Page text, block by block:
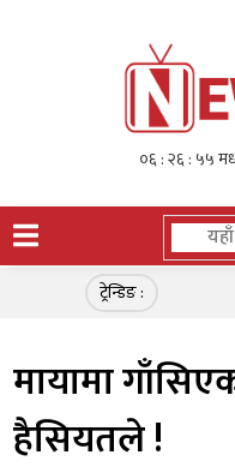
ट्रेन्डिङ :
मायामा
हैसियतले !